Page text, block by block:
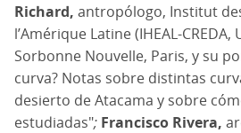
Richard, antropólogo, Institut
l’Amérique Latine (IHEAL-
Sorbonne Nouvelle, Paris, y su
curva? Notas sobre distintas
desierto de Atacama y sobre
estudiadas"; Francisco Rivera,